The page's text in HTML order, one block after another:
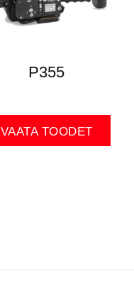
P355
VAATA TOODET